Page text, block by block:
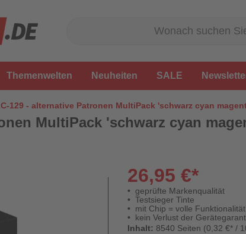
Themenwelten Neuheiten SALE
129 - alternative Patronen MultiPack 'schwarz cyan
MultiPack 'schwarz cyan
26,95 €*
geprüfte Markenqualität
Testsieger Tinte
mit Chip = volle Funktionalität
kein Verlust der
Inhalt: 8540 Seiten (0,32 €* /